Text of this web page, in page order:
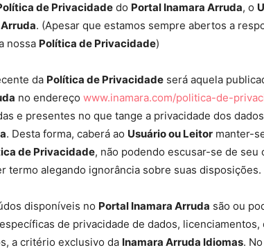
de Privacidade do Portal Inamara Arruda, o
. (Apesar que estamos sempre abertos a
nossa Política de Privacidade)
da Política de Privacidade será aquela
no endereço www.inamara.com/politica-de-
e presentes no que tange a privacidade dos
. Desta forma, caberá ao Usuário ou Leitor manter-
de Privacidade, não podendo escusar-se de seu
termo alegando ignorância sobre suas disposições.
disponíveis no Portal Inamara Arruda são ou
de privacidade de dados, licenciamentos,
a critério exclusivo da Inamara Arruda Idiomas.